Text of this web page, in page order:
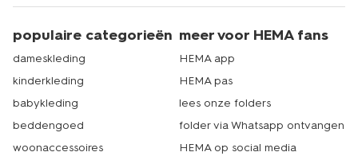
populaire categorieën
dameskleding
kinderkleding
babykleding
beddengoed
woonaccessoires
meer voor HEMA fans
HEMA app
HEMA pas
lees onze folders
folder via Whatsapp ontvangen
HEMA op social media